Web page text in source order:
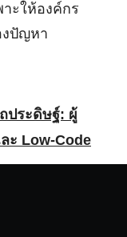
ะให้องค์กร
งปัญหา
ประดิษฐ์: ผู้
ะ Low-Code